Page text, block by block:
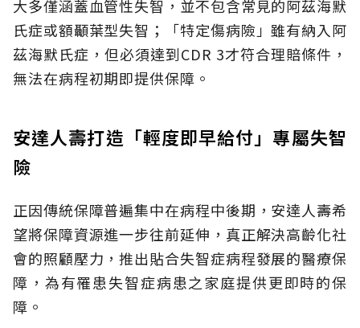
大多僅涵蓋血管性失智，並不包含常見的阿茲海默
氏症或額顳葉型失智；「特定傷病險」雖有納入阿
茲海默氏症，但必須達到CDR 3才符合理賠條件，
無法在病程初期即提供保障。
安達人壽打造「輕度即早給付」專屬失智
險
正因傳統保障普遍集中在病程中後期，安達人壽希
望將保障資源進一步往前延伸，真正解決高齡化社
會的照顧壓力，推出貼合失智症病程發展的醫療保
障，為有罹患失智症病患之家庭提供更即時的保
障。